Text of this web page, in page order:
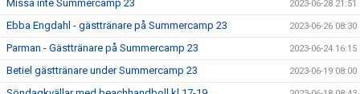
Missa inte Summercamp 23 2023-06-28 21:51
Ebba Engdahl - gästtränare på Summercamp 23 2023-06-26 08:30
Parman - Gästtränare på Summercamp 23 2023-06-24 16:15
Betiel gästtränare under Summercamp 23 2023-06-19 08:00